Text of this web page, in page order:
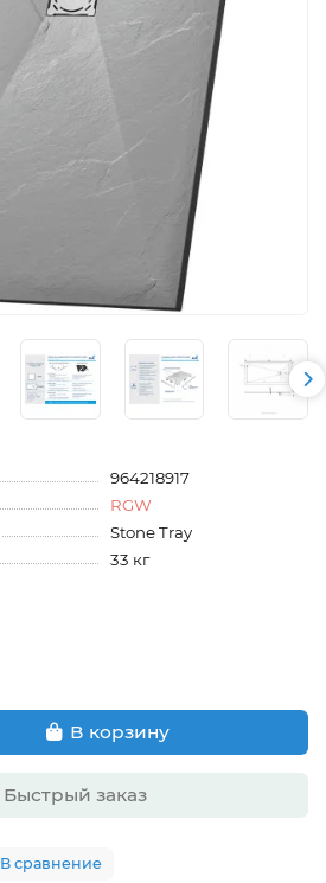
964218917
RGW
Stone Tray
33 кг
В корзину
Быстрый заказ
В сравнение